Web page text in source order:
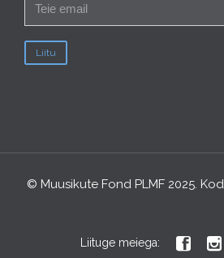
© Muusikute Fond PLMF 2025.
Liituge meiega:  